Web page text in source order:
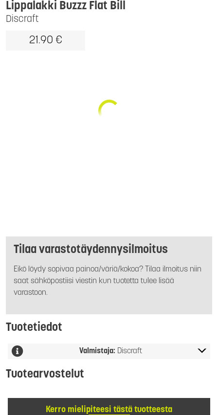
Discraft
Lippalakki Buzzz Flat Bill
21.90 €
Tilaa varastotäydennysilmoitus
Eikö löydy sopivaa painoa/väriä/kokoa? Tilaa ilmoitus niin
saat sähköpostiisi viestin kun tuotetta tulee lisää
varastoon.
Tuotetiedot
Valmistaja: Discraft
Tuotearvostelut
Kerro mielipiteesi tästä tuotteesta